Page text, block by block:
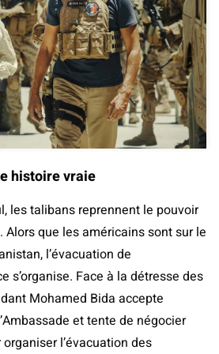
histoire vraie
les talibans reprennent le pouvoir
que les américains sont sur le
l’évacuation de
s’organise. Face à la détresse des
Mohamed Bida accepte
et tente de négocier
l’évacuation des